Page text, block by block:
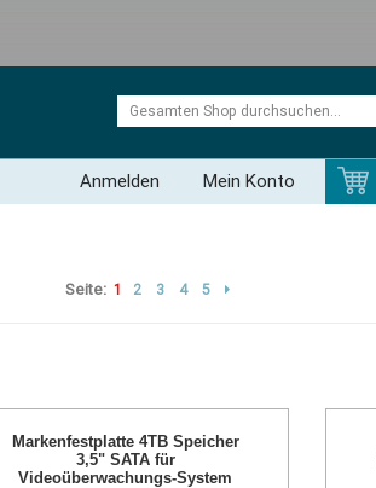
Mein Konto
Anmelden
Seite: 1 2 3 4 5
Markenfestplatte 4TB Speicher
3,5" SATA für
Videoüberwachungs-System